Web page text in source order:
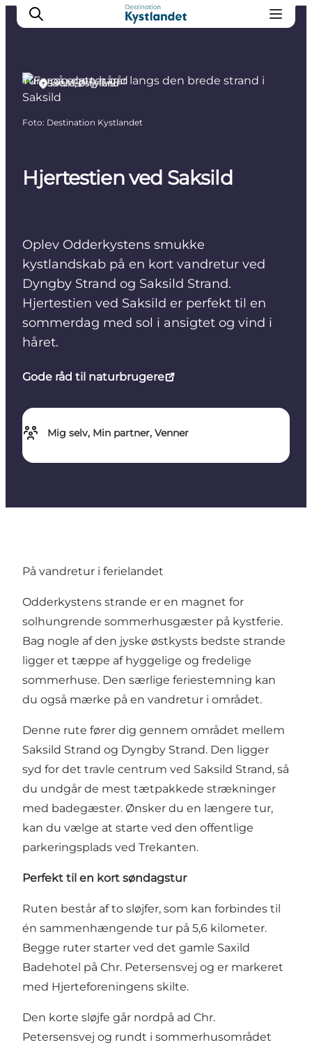
Det sker
Overnatning
Hjertestien ved Saksild
Oplev Odderkystens smukke
kystlandskab på en kort vandretur ved
Dyngby Strand og Saksild Strand.
Hjertestien ved Saksild er perfekt til en
sommerdag med sol i ansigtet og vind i
håret.
Gode råd til naturbrugere
Mig selv, Min partner, Venner
Saksild, Østjylland
Ture på egen hånd
Foto: Destination Kystlandet
På vandretur i ferielandet
Odderkystens strande er en magnet for
solhungrende sommerhusgæster på kystferie.
Bag nogle af den jyske østkysts bedste strande
ligger et tæppe af hyggelige og fredelige
sommerhuse. Den særlige feriestemning kan
du også mærke på en vandretur i området.
Denne rute fører dig gennem området mellem
Saksild Strand og Dyngby Strand. Den ligger
syd for det travle centrum ved Saksild Strand, så
du undgår de mest tætpakkede strækninger
med badegæster. Ønsker du en længere tur,
kan du vælge at starte ved den offentlige
parkeringsplads ved Trekanten.
Perfekt til en kort søndagstur
Ruten består af to sløjfer, som kan forbindes til
én sammenhængende tur på 5,6 kilometer.
Begge ruter starter ved det gamle Saxild
Badehotel på Chr. Petersensvej og er markeret
med Hjerteforeningens skilte.
Den korte sløjfe går nordpå ad Chr.
Petersensvej og rundt i sommerhusområdet